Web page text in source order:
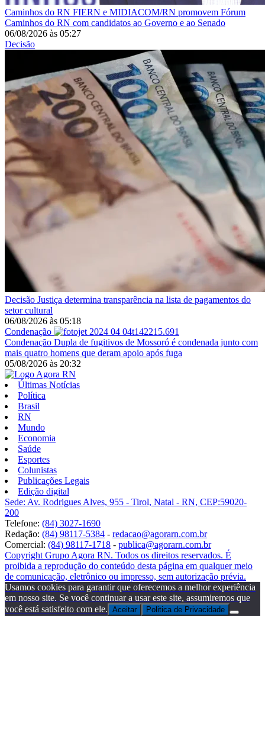
Caminhos do RN FIERN e MIDIACOM/RN promovem Fórum
Caminhos do RN com candidatos ao Governo e ao Senado
06/08/2026 às 05:27
Decisão
Decisão Justiça determina transparência na lista de pagamentos do
setor cultural
06/08/2026 às 05:18
Condenação
Condenação Dupla de fugitivos de Mossoró é condenada junto com
mais quatro homens que deram apoio após fuga
05/08/2026 às 20:32
Últimas Notícias
Política
Brasil
RN
Mundo
Economia
Saúde
Esportes
Colunistas
Publicações Legais
Edição digital
Sede: Av. Rodrigues Alves, 955 - Tirol, Natal - RN, CEP:59020-
200
Telefone: (84) 3027-1690
Redação: (84) 98117-5384 - redacao@agorarn.com.br
Comercial: (84) 98117-1718 - publica@agorarn.com.br
Copyright Grupo Agora RN. Todos os direitos reservados. É
proibida a reprodução do conteúdo desta página em qualquer meio
de comunicação, eletrônico ou impresso, sem autorização prévia.
Usamos cookies para garantir que oferecemos a melhor experiência
em nosso site. Se você continuar a usar este site, assumiremos que
você está satisfeito com ele. Aceitar Politica de Privacidade